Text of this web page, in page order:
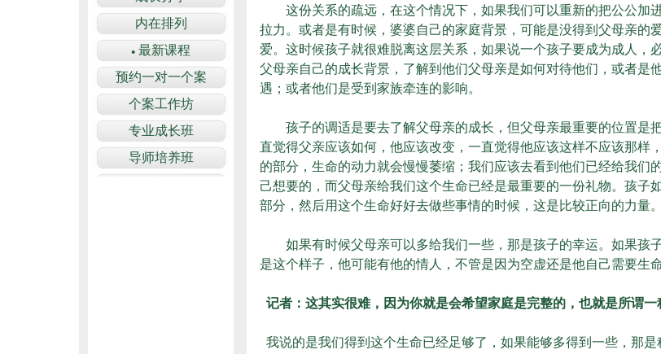
这份关系的疏远，在这个情况下，如果我们可以重新的把公公加
拉力。或者是有时候，婆婆自己的家庭背景，可能是没得到父母亲的
爱。这时候孩子就很难脱离这层关系，如果说一个孩子要成为成人，
父母亲自己的成长背景，了解到他们父母亲是如何对待他们，或者是
遇；或者他们是受到家族牵连的影响。
孩子的调适是要去了解父母亲的成长，但父母亲最重要的位置是
直觉得父亲应该如何，他应该改变，一直觉得他应该这样不应该那样
的部分，生命的动力就会慢慢萎缩；我们应该去看到他们已经给我们
己想要的，而父母亲给我们这个生命已经是最重要的一份礼物。孩子
部分，然后用这个生命好好去做些事情的时候，这是比较正向的力量。
如果有时候父母亲可以多给我们一些，那是孩子的幸运。如果孩
是这个样子，他可能有他的情人，不管是因为空虚还是他自己需要生
记者：这其实很难，因为你就是会希望家庭是完整的，也就是所谓一
我说的是我们得到这个生命已经足够了，如果能够多得到一些，那是